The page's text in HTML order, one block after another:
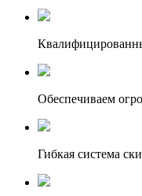
Обеспечиваем
Гибкая система